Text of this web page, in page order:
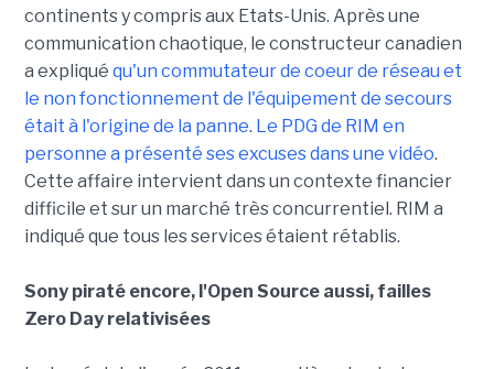
continents y compris aux Etats-Unis. Après une
communication chaotique, le constructeur canadien
a expliqué qu'un commutateur de coeur de réseau et
le non fonctionnement de l'équipement de secours
était à l'origine de la panne. Le PDG de RIM en
personne a présenté ses excuses dans une vidéo.
Cette affaire intervient dans un contexte financier
difficile et sur un marché très concurrentiel. RIM a
indiqué que tous les services étaient rétablis.
Sony piraté encore, l'Open Source aussi, failles
Zero Day relativisées